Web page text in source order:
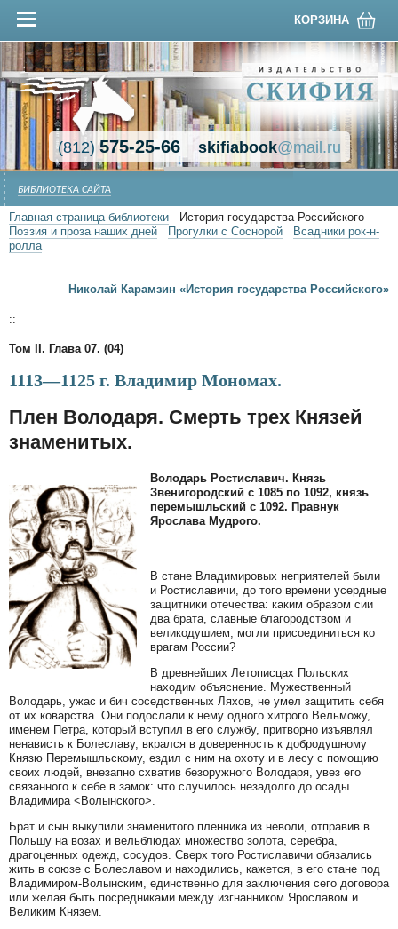
КОРЗИНА
(812)575-25-66 skifiabook@mail.ru
БИБЛИОТЕКА САЙТА
Главная страница библиотеки
История государства Российского
Поэзия и проза наших дней
Прогулки с Соснорой
Всадники рок-н-
ролла
Николай Карамзин «История государства Российского»
::
Том II. Глава 07. (04)
1113—1125 г. Владимир Мономах.
Плен Володаря. Смерть трех Князей
знаменитых.
Володарь Ростиславич. Князь
Звенигородский с 1085 по 1092, князь
перемышльский с 1092. Правнук
Ярослава Мудрого.
В стане Владимировых неприятелей были
и Ростиславичи, до того времени усердные
защитники отечества: каким образом сии
два брата, славные благородством и
великодушием, могли присоединиться ко
врагам России?
В древнейших Летописцах Польских
находим объяснение. Мужественный
Володарь, ужас и бич соседственных Ляхов, не умел защитить себя
от их коварства. Они подослали к нему одного хитрого Вельможу,
именем Петра, который вступил в его службу, притворно изъявлял
ненависть к Болеславу, вкрался в доверенность к добродушному
Князю Перемышльскому, ездил с ним на охоту и в лесу с помощию
своих людей, внезапно схватив безоружного Володаря, увез его
связанного к себе в замок: что случилось незадолго до осады
Владимира <Волынского>.
Брат и сын выкупили знаменитого пленника из неволи, отправив в
Польшу на возах и вельблюдах множество золота, серебра,
драгоценных одежд, сосудов. Сверх того Ростиславичи обязались
жить в союзе с Болеславом и находились, кажется, в его стане под
Владимиром-Волынским, единственно для заключения сего договора
или желая быть посредниками между изгнанником Ярославом и
Великим Князем.